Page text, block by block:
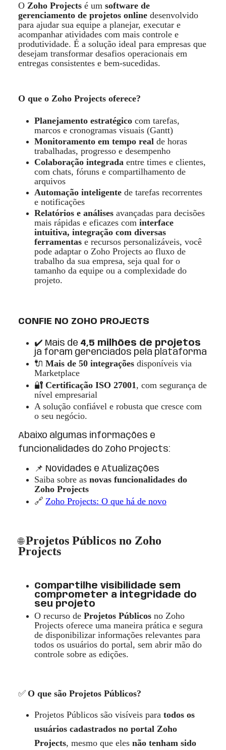
O Zoho Projects é um software de
gerenciamento de projetos online desenvolvido
para ajudar sua equipe a planejar, executar e
acompanhar atividades com mais controle e
produtividade. É a solução ideal para empresas que
desejam transformar desafios operacionais em
entregas consistentes e bem-sucedidas.
O que o Zoho Projects oferece?
Planejamento estratégico com tarefas,
marcos e cronogramas visuais (Gantt)
Monitoramento em tempo real de horas
trabalhadas, progresso e desempenho
Colaboração integrada entre times e clientes,
com chats, fóruns e compartilhamento de
arquivos
Automação inteligente de tarefas recorrentes
e notificações
Relatórios e análises avançadas para decisões
mais rápidas e eficazes com interface
intuitiva, integração com diversas
ferramentas e recursos personalizáveis, você
pode adaptar o Zoho Projects ao fluxo de
trabalho da sua empresa, seja qual for o
tamanho da equipe ou a complexidade do
projeto.
CONFIE NO ZOHO PROJECTS
✔️ Mais de 4,5 milhões de projetos
já foram gerenciados pela plataforma
🔌 Mais de 50 integrações disponíveis via
Marketplace
🔐 Certificação ISO 27001 , com segurança de
nível empresarial
A solução confiável e robusta que cresce com
o seu negócio.
Abaixo algumas informações e
funcionalidades do Zoho Projects:
📌 Novidades e Atualizações
Saiba sobre as novas funcionalidades do
Zoho Projects
🔗 Zoho Projects: O que há de novo
🌐Projetos Públicos no Zoho
Projects
Compartilhe visibilidade sem
comprometer a integridade do
seu projeto
O recurso de Projetos Públicos no Zoho
Projects oferece uma maneira prática e segura
de disponibilizar informações relevantes para
todos os usuários do portal, sem abrir mão do
controle sobre as edições.
✅ O que são Projetos Públicos?
Projetos Públicos são visíveis para todos os
usuários cadastrados no portal Zoho
Projects, mesmo que eles não tenham sido